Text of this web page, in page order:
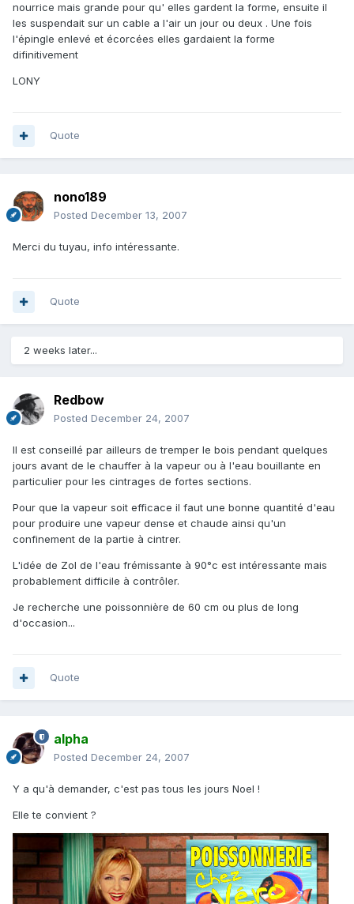
nourrice mais grande pour qu' elles gardent la forme, ensuite il
les suspendait sur un cable a l'air un jour ou deux . Une fois
l'épingle enlevé et écorcées elles gardaient la forme
difinitivement
LONY
Quote
nono189
Posted December 13, 2007
Merci du tuyau, info intéressante.
Quote
2 weeks later...
Redbow
Posted December 24, 2007
Il est conseillé par ailleurs de tremper le bois pendant quelques
jours avant de le chauffer à la vapeur ou à l'eau bouillante en
particulier pour les cintrages de fortes sections.
Pour que la vapeur soit efficace il faut une bonne quantité d'eau
pour produire une vapeur dense et chaude ainsi qu'un
confinement de la partie à cintrer.
L'idée de Zol de l'eau frémissante à 90°c est intéressante mais
probablement difficile à contrôler.
Je recherche une poissonnière de 60 cm ou plus de long
d'occasion...
Quote
alpha
Posted December 24, 2007
Y a qu'à demander, c'est pas tous les jours Noel !
Elle te convient ?